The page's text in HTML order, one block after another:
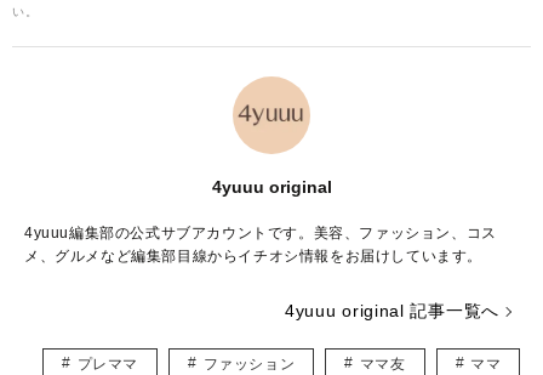
い。
4yuuu original
4yuuu編集部の公式サブアカウントです。美容、ファッション、コス
メ、グルメなど編集部目線からイチオシ情報をお届けしています。
4yuuu original 記事一覧へ
プレママ ファッション ママ友 ママ